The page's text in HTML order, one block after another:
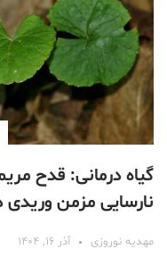
گیاه درمانی: قدح
نارسایی مزمن وریدی
مهدیه نوروزی آذر ۱۶, ۱۴۰۴